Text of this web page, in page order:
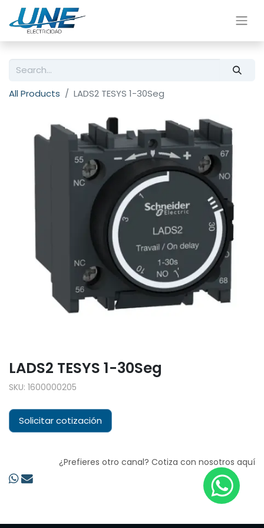
All Products LADS2 TESYS 1-30Seg
LADS2 TESYS 1-30Seg
SKU: 1600000205
Solicitar cotización
¿Prefieres otro canal? Cotiza con nosotros aquí